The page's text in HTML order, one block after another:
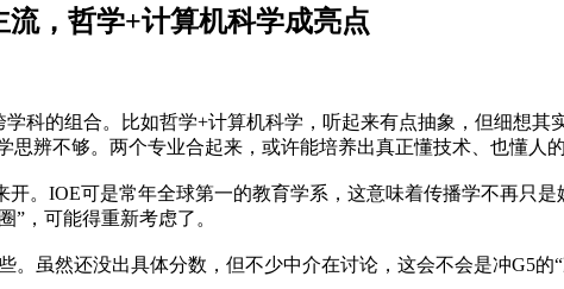
，哲学+计算机科学成亮点
学科的组合。比如哲学+计算机科学，听起来有点抽象，但细想
辨不够。两个专业合起来，或许能培养出真正懂技术、也懂人的
。IOE可是常年全球第一的教育学系，这意味着传播学不再只
”，可能得重新考虑了。
。虽然还没出具体分数，但不少中介在讨论，这会不会是冲G5